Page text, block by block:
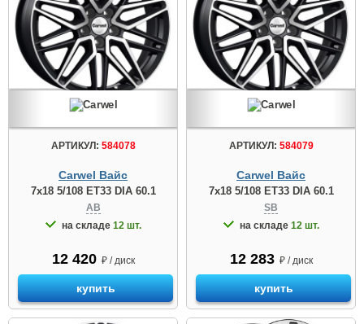
АРТИКУЛ: 584078
Carwel Вайс
7x18 5/108 ET33 DIA 60.1
AB
на складе 12 шт.
12 420 ₽ / диск
купить
АРТИКУЛ: 584079
Carwel Вайс
7x18 5/108 ET33 DIA 60.1
SB
на складе 12 шт.
12 283 ₽ / диск
купить